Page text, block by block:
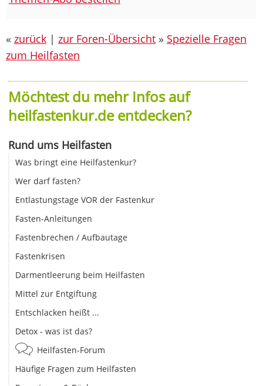
« zurück | zur Foren-Übersicht » Spezielle Fragen
zum Heilfasten
Möchtest du mehr Infos auf
heilfastenkur.de entdecken?
Rund ums Heilfasten
Was bringt eine Heilfastenkur?
Wer darf fasten?
Entlastungstage VOR der Fastenkur
Fasten-Anleitungen
Fastenbrechen / Aufbautage
Fastenkrisen
Darmentleerung beim Heilfasten
Mittel zur Entgiftung
Entschlacken heißt ...
Detox - was ist das?
Heilfasten-Forum
Häufige Fragen zum Heilfasten